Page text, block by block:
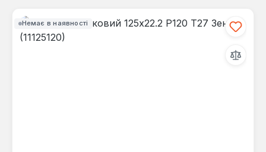
Немає в наявності